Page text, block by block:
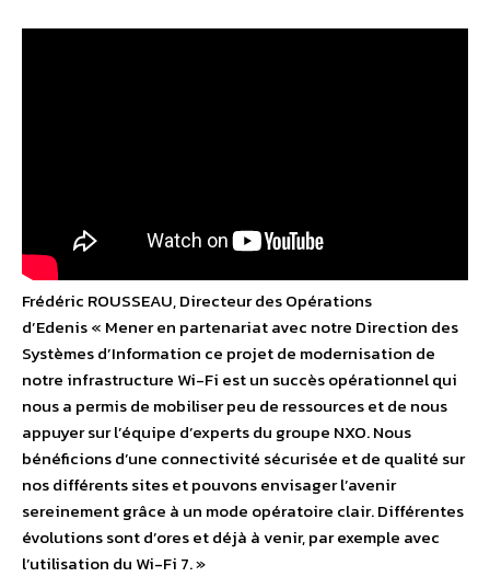
Frédéric ROUSSEAU, Directeur des Opérations
d’Edenis « Mener en partenariat avec notre Direction des
Systèmes d’Information ce projet de modernisation de
notre infrastructure Wi-Fi est un succès opérationnel qui
nous a permis de mobiliser peu de ressources et de nous
appuyer sur l’équipe d’experts du groupe NXO. Nous
bénéficions d’une connectivité sécurisée et de qualité sur
nos différents sites et pouvons envisager l’avenir
sereinement grâce à un mode opératoire clair. Différentes
évolutions sont d’ores et déjà à venir, par exemple avec
l’utilisation du Wi-Fi 7. »